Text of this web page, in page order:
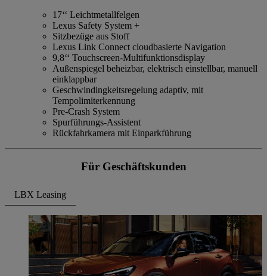
17‘‘ Leichtmetallfelgen
Lexus Safety System +
Sitzbezüge aus Stoff
Lexus Link Connect cloudbasierte Navigation
9,8‘‘ Touchscreen-Multifunktionsdisplay
Außenspiegel beheizbar, elektrisch einstellbar, manuell
einklappbar
Geschwindingkeitsregelung adaptiv, mit
Tempolimiterkennung
Pre-Crash System
Spurführungs-Assistent
Rückfahrkamera mit Einparkführung
Für Geschäftskunden
LBX Leasing